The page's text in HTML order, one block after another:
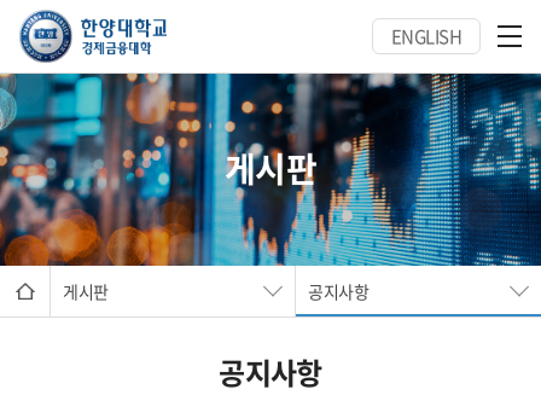
ENGLISH
게시판
게시판 공지사항
공지사항